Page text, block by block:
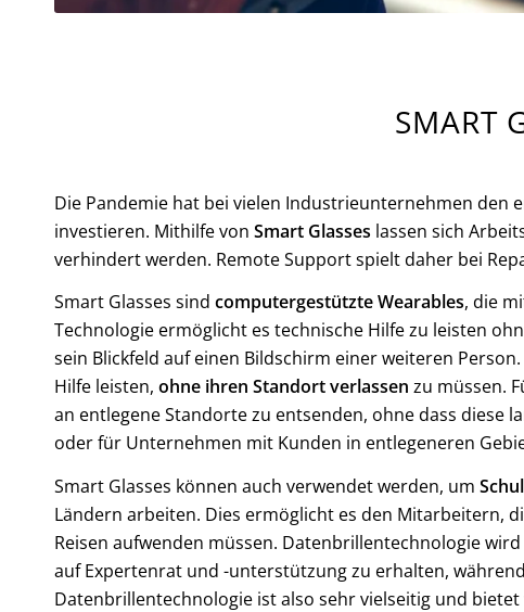
SMART
Die Pandemie hat bei vielen Industrieunternehmen den
investieren. Mithilfe von Smart Glasses lassen sich
verhindert werden. Remote Support spielt daher bei
Smart Glasses sind computergestützte Wearables, die
Technologie ermöglicht es technische Hilfe zu leisten
sein Blickfeld auf einen Bildschirm einer weiteren
Hilfe leisten, ohne ihren Standort verlassen zu müssen.
an entlegene Standorte zu entsenden, ohne dass diese
oder für Unternehmen mit Kunden in entlegeneren
Smart Glasses können auch verwendet werden, um
Ländern arbeiten. Dies ermöglicht es den Mitarbeitern,
Reisen aufwenden müssen. Datenbrillentechnologie
auf Expertenrat und -unterstützung zu erhalten,
Datenbrillentechnologie ist also sehr vielseitig und bietet